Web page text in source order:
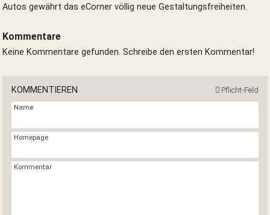
Autos gewährt das eCorner völlig neue Gestaltungsfreiheiten.
Kommentare
Keine Kommentare gefunden. Schreibe den ersten Kommentar!
Pflicht-Feld
KOMMENTIEREN
Name
Homepage
Kommentar